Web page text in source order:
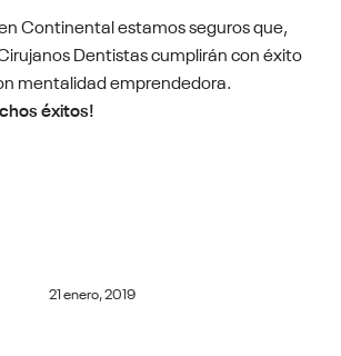
Continental estamos seguros que,
Dentistas cumplirán con éxito
mentalidad emprendedora.
éxitos!
21 enero, 2019